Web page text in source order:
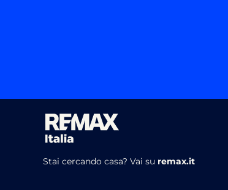
Stai cercando casa? Vai su remax.it